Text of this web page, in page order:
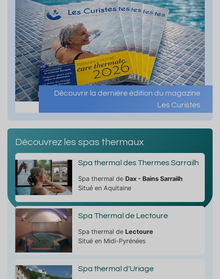
Découvrir la dernière édition du magazine
Les Curistes
Découvrez les spas thermaux
Spa thermal des Thermes Sarrailh
Spa thermal de Dax - Bains Sarrailh
Situé en Aquitaine
Spa Thermal de Lectoure
Spa thermal de Lectoure
Situé en Midi-Pyrénées
Spa thermal d'Uriage